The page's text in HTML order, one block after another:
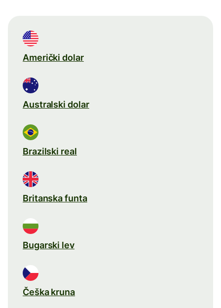
Američki dolar
Australski dolar
Brazilski real
Britanska funta
Bugarski lev
Češka kruna